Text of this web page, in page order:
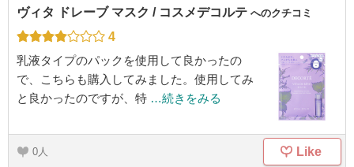
ヴィタ ドレーブ マスク / コスメデコルテ へのクチコミ
4
乳液タイプのパックを使用して良かったの
で、こちらも購入してみました。使用してみ
と良かったのですが、特 …続きをみる
0 Like